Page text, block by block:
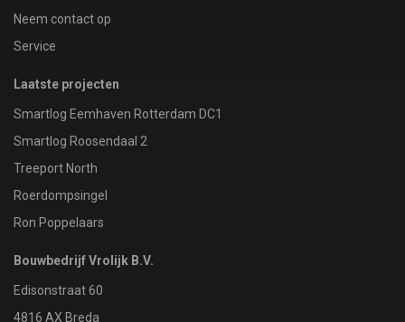
Neem contact op
Service
Laatste projecten
Smartlog Eemhaven Rotterdam DC1
Smartlog Roosendaal 2
Treeport North
Roerdompsingel
Ron Poppelaars
Bouwbedrijf Vrolijk B.V.
Edisonstraat 60
4816 AX Breda